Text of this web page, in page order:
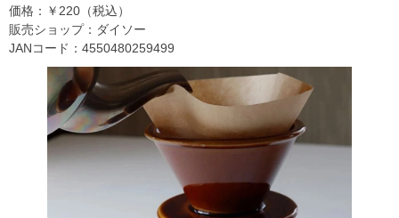
価格：￥220（税込）
販売ショップ：ダイソー
JANコード：4550480259499